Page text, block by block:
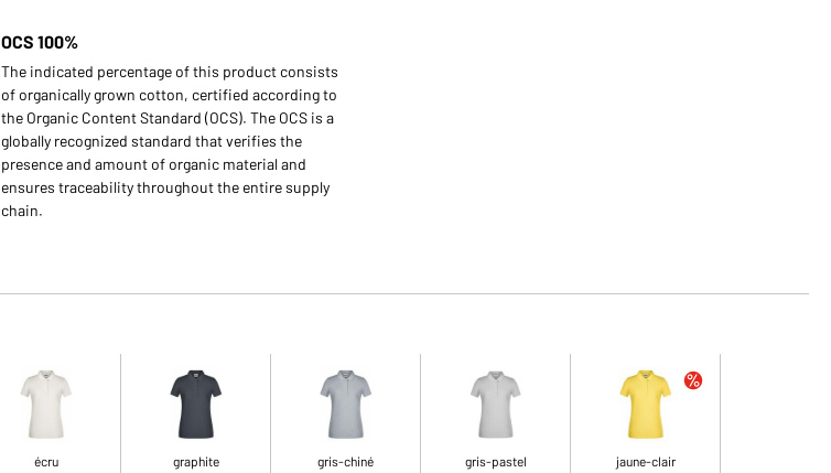
OCS 100%
The indicated percentage of this product consists
of organically grown cotton, certified according to
the Organic Content Standard (OCS). The OCS is a
globally recognized standard that verifies the
presence and amount of organic material and
ensures traceability throughout the entire supply
chain.
écru graphite gris-chiné gris-pastel jaune-clair